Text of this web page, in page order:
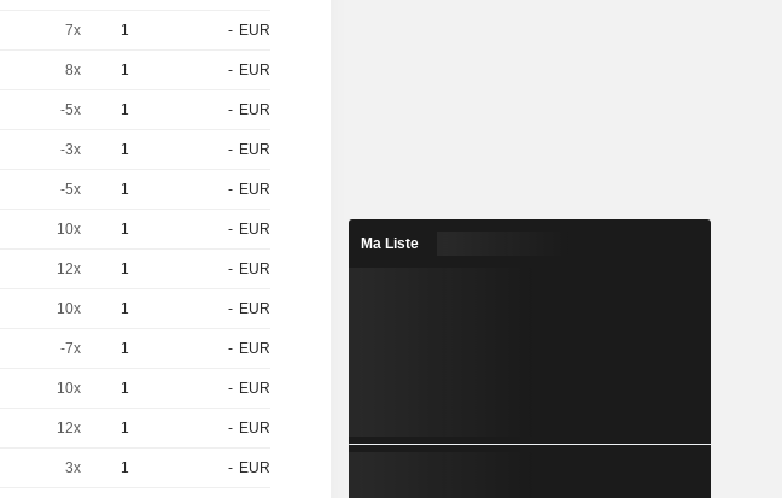
7x 1 - EUR
8x 1 - EUR
-5x 1 - EUR
-3x 1 - EUR
-5x 1 - EUR
10x 1 - EUR
12x 1 - EUR
10x 1 - EUR
-7x 1 - EUR
10x 1 - EUR
12x 1 - EUR
3x 1 - EUR
Ma Liste